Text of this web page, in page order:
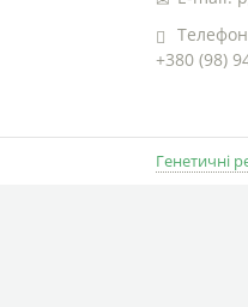
+380 (98)
Генетичні